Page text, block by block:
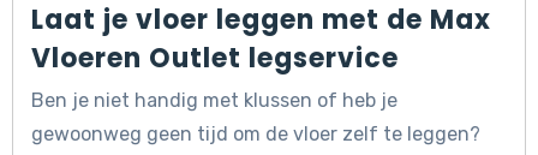
Laat je vloer leggen met de Max
Vloeren Outlet legservice
Ben je niet handig met klussen of heb je
gewoonweg geen tijd om de vloer zelf te leggen?